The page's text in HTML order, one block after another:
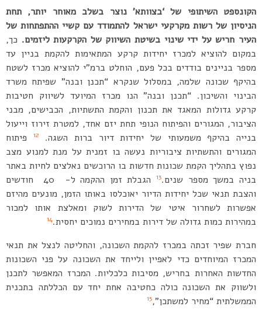
הקונספט השיתופי של ‘בצוותא’ נוצר בשלב מאוחר יותר, תחת
הניסיון של רשות מקרקעי ישראל להתמודד עם קשיי ההתפתחות של
העיר חריש על ידי שינוי בשיטת השיווק של הקרקעות ליזמים. כך,
במקום להוציא למכרז יחידות קרקע המתאימות להקמת בניין עד
מספר בניינים בודדים בכל פעם, הוחלט ברמ”י להוציא מכרז לשטח
בהיקף שכונה שלמה, במסלול שנקרא “תכנן ובנה” שפיתח משרד
הבינוי והשיכון. “תכנן ובנה” הנו מכרז המיועד לשיווק חטיבות
קרקע גדולות המאגד את תכנון והקמת התשתיות, הכבישים, מבני
הציבור, המגורים והפיתוח הנופי תחת יזם אחד, למטרת זירוז וייעול
בנייה בהיקף משמעותי של יחידות דיור ברות השגה.
12
פיתוח
המגורים והתשתיות ציבוריות נעשה בו זמנית על מנת למנוע מצב
נפוץ בתהליך הקמת שכונות חדשות בו הרוכשים נאלצים לחיות באתר
בניה במשך מספר שנים.13
הגבלת זמן ההקמה ל- 40 חודשים
והצבת תנאי שכל יחידות הדיור יאוכלסו באותו הזמן, מונעים מהיזם
אפשרות לשחרור איטי של הדירות לשוק ומאלצת אותו למכור
במהירות כמות גדולה של דירות במחירים נמוכים יחסית.14
חברת שפיר זכתה במכרז להקמת השכונה, והחליטה לנצל את תנאי
המכרז המיוחדים כדי לאפיין ולייחד את השכונה על פני השכונות
החדשות האחרות בחריש, מסיבות כלכליות. המכרז המאפשר לתכנן
ולשווק את השכונה כולה כחטיבה אחת יחד עם הכללתה בתכנית
הממשלתית “מחיר למשתכן”,15